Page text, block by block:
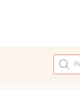
de
produits